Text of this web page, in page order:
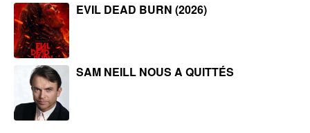
EVIL DEAD BURN (2026)
SAM NEILL NOUS A QUITTÉS